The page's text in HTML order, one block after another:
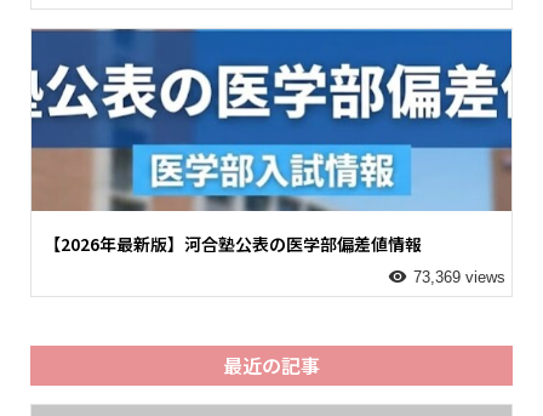
【2026年最新版】河合塾公表の医学部偏差値情報
73,369 views
最近の記事